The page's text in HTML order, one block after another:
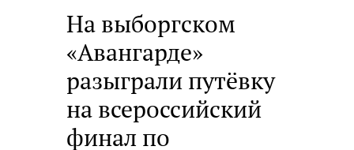
На выборгском
«Авангарде»
разыграли путёвку
на всероссийский
финал по